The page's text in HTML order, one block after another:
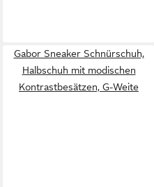
Gabor Sneaker Schnürschuh,
Halbschuh mit modischen
Kontrastbesätzen, G-Weite